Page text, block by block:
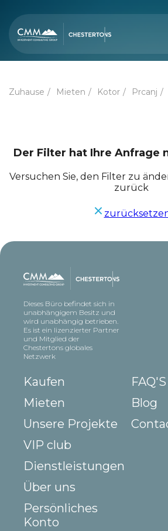
Zuhause Mieten Kotor Prcanj
Der Filter hat Ihre Anfrage
Versuchen Sie, den Filter zu
zurück
Dieses Büro befindet sich in
unabhängigem Besitz und
wird unabhängig betrieben.
Es ist ein lizenzierter Partner
und Mitglied der
Chestertons globales
Netzwerk
Kaufen
Mieten
Unsere Projekte
VIP club
Dienstleistungen
Über uns
FAQ'S
Blog
Persönliches
Konto